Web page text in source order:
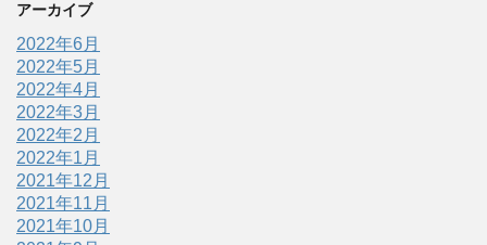
アーカイブ
2022年6月
2022年5月
2022年4月
2022年3月
2022年2月
2022年1月
2021年12月
2021年11月
2021年10月